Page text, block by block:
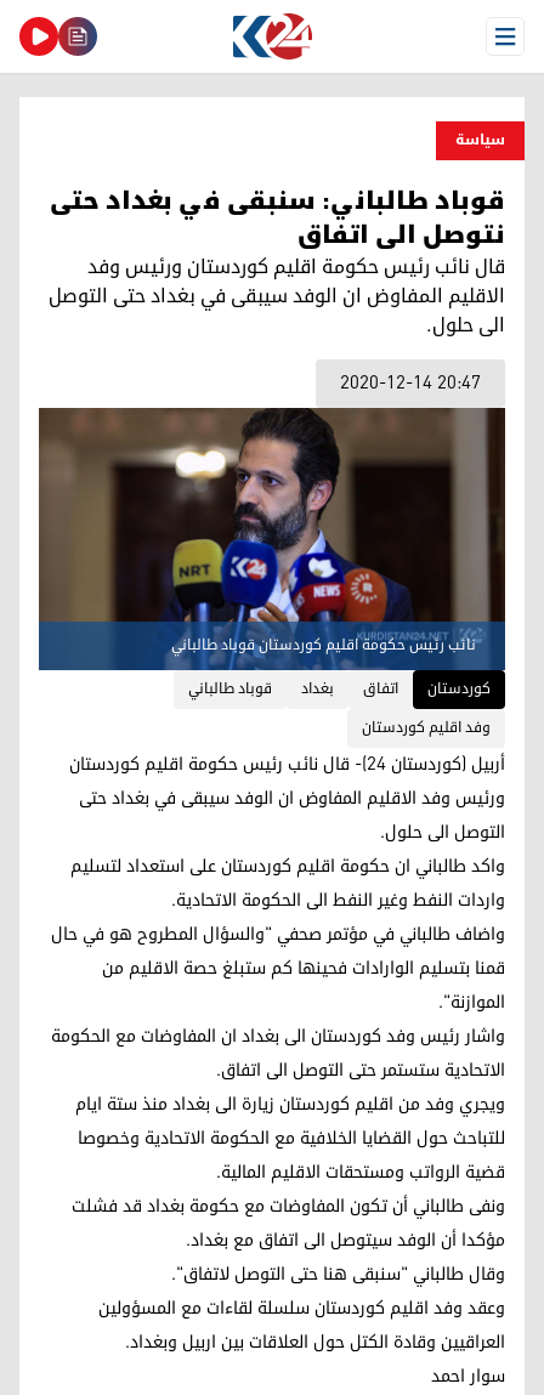
Open Menu
سیاسة
قوباد طالباني: سنبقى في بغداد حتى
نتوصل الى اتفاق
قال نائب رئيس حكومة اقليم كوردستان ورئيس وفد
الاقليم المفاوض ان الوفد سيبقى في بغداد حتى التوصل
الى حلول.
2020-12-14 20:47
نائب رئيس حكومة اقليم كوردستان قوباد طالباني
کوردستان
اتفاق بغداد
قوباد طالباني
وفد اقليم كوردستان
أربيل (كوردستان 24)- قال نائب رئيس حكومة اقليم كوردستان
ورئيس وفد الاقليم المفاوض ان الوفد سيبقى في بغداد حتى
التوصل الى حلول.
واكد طالباني ان حكومة اقليم كوردستان على استعداد لتسليم
واردات النفط وغير النفط الى الحكومة الاتحادية.
واضاف طالباني في مؤتمر صحفي "والسؤال المطروح هو في حال
قمنا بتسليم الوارادات فحينها كم ستبلغ حصة الاقليم من
الموازنة".
واشار رئيس وفد كوردستان الى بغداد ان المفاوضات مع الحكومة
الاتحادية ستستمر حتى التوصل الى اتفاق.
ويجري وفد من اقليم كوردستان زيارة الى بغداد منذ ستة ايام
للتباحث حول القضايا الخلافية مع الحكومة الاتحادية وخصوصا
قضية الرواتب ومستحقات الاقليم المالية.
ونفى طالباني أن تكون المفاوضات مع حكومة بغداد قد فشلت
مؤكدا أن الوفد سيتوصل الى اتفاق مع بغداد.
وقال طالباني "سنبقى هنا حتى التوصل لاتفاق".
وعقد وفد اقليم كوردستان سلسلة لقاءات مع المسؤولين
العراقيين وقادة الكتل حول العلاقات بين اربيل وبغداد.
سوار احمد